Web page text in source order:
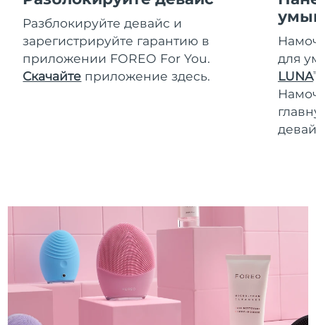
Разблокируйте девайс и
зарегистрируйте гарантию в
приложении FOREO For You.
Скачайте приложение здесь.
для
LUNA